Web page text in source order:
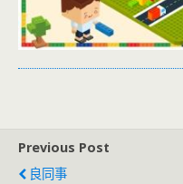
Previous Post
良同事